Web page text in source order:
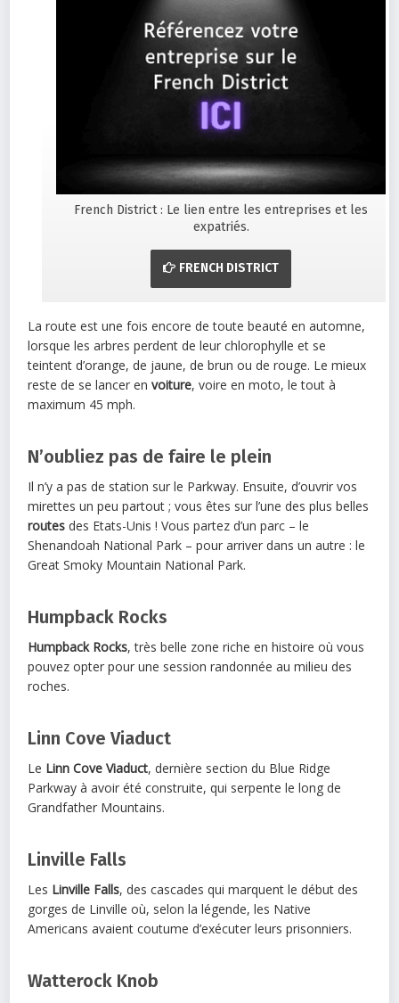
French District : Le lien entre les entreprises et les
expatriés.
FRENCH DISTRICT
La route est une fois encore de toute beauté en automne,
lorsque les arbres perdent de leur chlorophylle et se
teintent d’orange, de jaune, de brun ou de rouge. Le mieux
reste de se lancer envoiture, voire en moto, le tout à
maximum 45 mph.
N’oubliez pas de faire le plein
Il n’y a pas de station sur le Parkway. Ensuite, d’ouvrir vos
mirettes un peu partout ; vous êtes sur l’une des plus belles
routes des Etats-Unis ! Vous partez d’un parc – le
Shenandoah National Park – pour arriver dans un autre : le
Great Smoky Mountain National Park.
Humpback Rocks
Humpback Rocks, très belle zone riche en histoire où vous
pouvez opter pour une session randonnée au milieu des
roches.
Linn Cove Viaduct
Le Linn Cove Viaduct, dernière section du Blue Ridge
Parkway à avoir été construite, qui serpente le long de
Grandfather Mountains.
Linville Falls
Les Linville Falls, des cascades qui marquent le début des
gorges de Linville où, selon la légende, les Native
Americans avaient coutume d’exécuter leurs prisonniers.
Watterock Knob